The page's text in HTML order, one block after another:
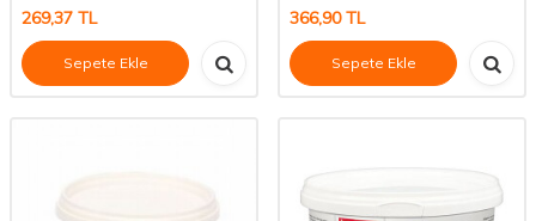
269,37 TL
Sepete Ekle
366,90TL
Sepete Ekle